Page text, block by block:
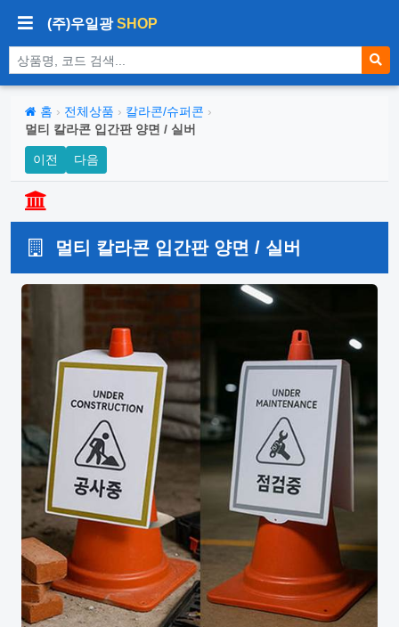
(주)우일광SHOP
상품 검색
홈 › 전체상품 › 칼라콘/슈퍼콘 ›
멀티 칼라콘 입간판 양면 / 실버
이전 다음
멀티 칼라콘 입간판 양면 / 실버